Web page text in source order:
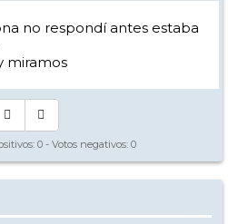
no respondí antes estaba
miramos
0 - Votos negativos: 0